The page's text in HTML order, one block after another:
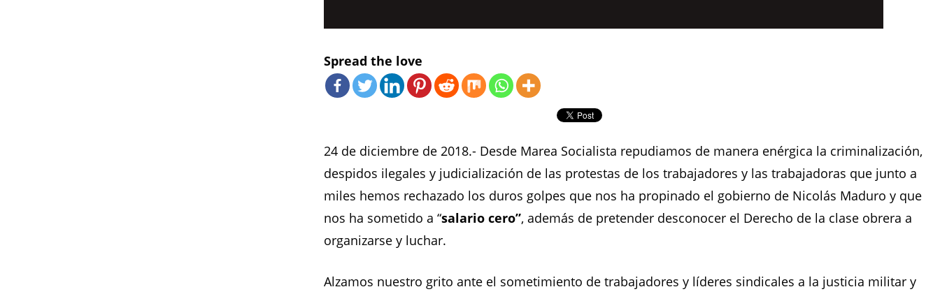
Spread the love
24 de diciembre de 2018.- Desde Marea Socialista repudiamos de manera enérgica la criminalización,
despidos ilegales y judicialización de las protestas de los trabajadores y las trabajadoras que junto a
miles hemos rechazado los duros golpes que nos ha propinado el gobierno de Nicolás Maduro y que
nos ha sometido a “salario cero”, además de pretender desconocer el Derecho de la clase obrera a
organizarse y luchar.
Alzamos nuestro grito ante el sometimiento de trabajadores y líderes sindicales a la justicia militar y